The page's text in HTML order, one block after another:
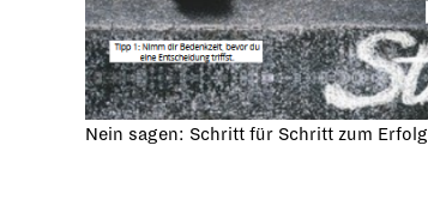
Nein sagen: Schritt für Schritt zum Erfolg